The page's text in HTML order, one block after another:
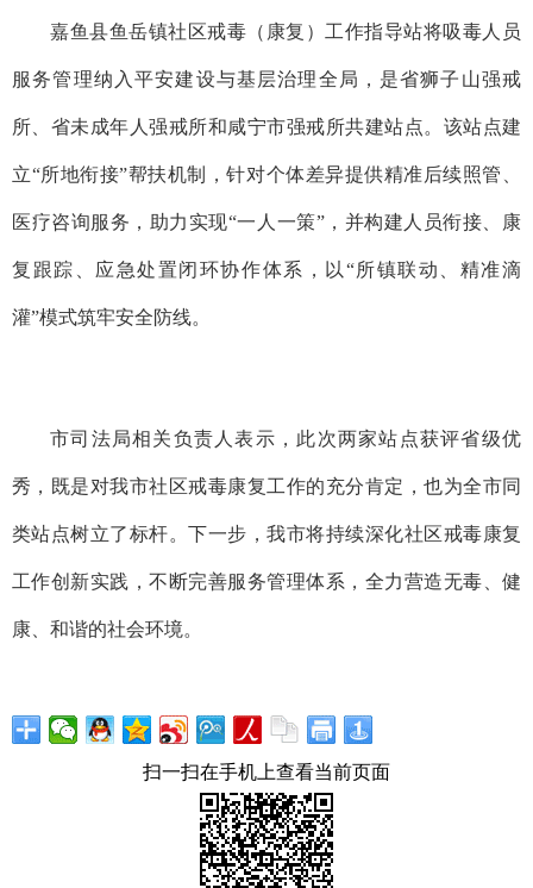
嘉鱼县鱼岳镇社区戒毒（康复）工作指导站将吸毒人员
服务管理纳入平安建设与基层治理全局，是省狮子山强戒
所、省未成年人强戒所和咸宁市强戒所共建站点。该站点建
立“所地衔接”帮扶机制，针对个体差异提供精准后续照管、
医疗咨询服务，助力实现“一人一策”，并构建人员衔接、康
复跟踪、应急处置闭环协作体系，以“所镇联动、精准滴
灌”模式筑牢安全防线。
市司法局相关负责人表示，此次两家站点获评省级优
秀，既是对我市社区戒毒康复工作的充分肯定，也为全市同
类站点树立了标杆。下一步，我市将持续深化社区戒毒康复
工作创新实践，不断完善服务管理体系，全力营造无毒、健
康、和谐的社会环境。
扫一扫在手机上查看当前页面